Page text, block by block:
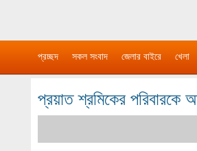
প্রচ্ছদ সকল সংবাদ জেলার বাইরে খেলা
প্রয়াত শ্রমিকের পরিবারকে